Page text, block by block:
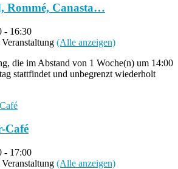
Rommé, Canasta…
- 16:30
(Alle anzeigen)
die im Abstand von 1 Woche(n) um 14:00
stattfindet und unbegrenzt wiederholt
Café
- 17:00
(Alle anzeigen)